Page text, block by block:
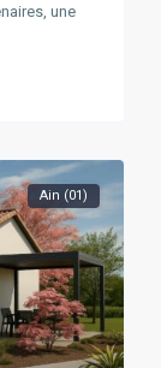
une
Ain (01)